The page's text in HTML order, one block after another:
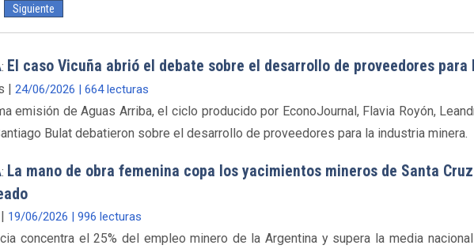
Siguiente
: El caso Vicuña abrió el debate sobre el desarrollo de proveedores para
| 24/06/2026 | 664 lecturas
emisión de Aguas Arriba, el ciclo producido por EconoJournal, Flavia Royón,
Bulat debatieron sobre el desarrollo de proveedores para la industria minera.
: La mano de obra femenina copa los yacimientos mineros de Santa
19/06/2026 | 996 lecturas
concentra el 25% del empleo minero de la Argentina y supera la media